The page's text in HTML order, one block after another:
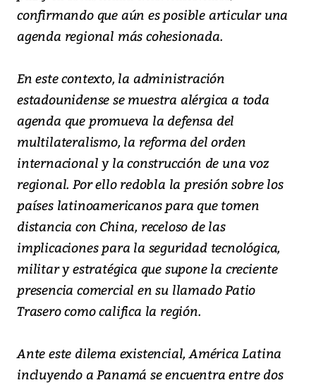
confirmando que aún es posible articular una
agenda regional más cohesionada.
En este contexto, la administración
estadounidense se muestra alérgica a toda
agenda que promueva la defensa del
multilateralismo, la reforma del orden
internacional y la construcción de una voz
regional. Por ello redobla la presión sobre los
países latinoamericanos para que tomen
distancia con China, receloso de las
implicaciones para la seguridad tecnológica,
militar y estratégica que supone la creciente
presencia comercial en su llamado Patio
Trasero como califica la región.
Ante este dilema existencial, América Latina
incluyendo a Panamá se encuentra entre dos